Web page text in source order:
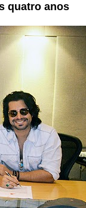
quatro anos